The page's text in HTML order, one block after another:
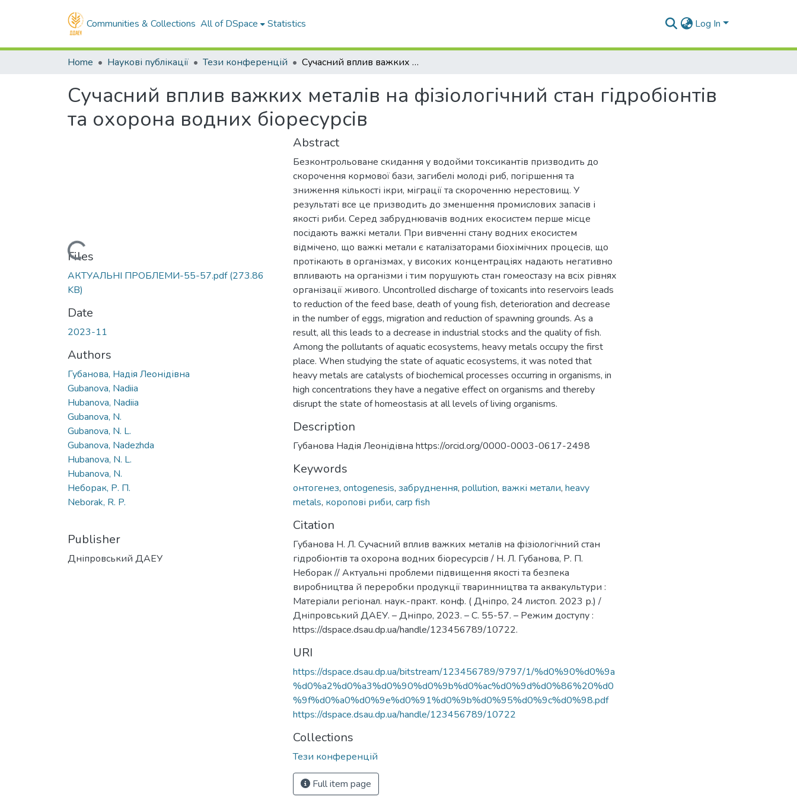
Communities & Collections All of DSpace Statistics Log In
Home Наукові публікації Тези конференцій Сучасний вплив важких металів на фізіологічний стан гідробіонтів та охорона водних біоресурсів
Сучасний вплив важких металів на фізіологічний стан гідробіонтів
та охорона водних біоресурсів
Loading...
Files
АКТУАЛЬНІ ПРОБЛЕМИ-55-57.pdf(273.86
KB)
Date
2023-11
Authors
Губанова, Надія Леонідівна
Gubanova, Nadiia
Hubanova, Nadiia
Gubanova, N.
Gubanova, N. L.
Gubanova, Nadezhda
Hubanova, N. L.
Hubanova, N.
Неборак, Р. П.
Neborak, R. P.
Publisher
Дніпровський ДАЕУ
Abstract
Безконтрольоване скидання у водойми токсикантів призводить до
скорочення кормової бази, загибелі молоді риб, погіршення та
зниження кількості ікри, міграції та скороченню нерестовищ. У
результаті все це призводить до зменшення промислових запасів і
якості риби. Серед забруднювачів водних екосистем перше місце
посідають важкі метали. При вивченні стану водних екосистем
відмічено, що важкі метали є каталізаторами біохімічних процесів, що
протікають в організмах, у високих концентраціях надають негативно
впливають на організми і тим порушують стан гомеостазу на всіх рівнях
організації живого. Uncontrolled discharge of toxicants into reservoirs leads
to reduction of the feed base, death of young fish, deterioration and decrease
in the number of eggs, migration and reduction of spawning grounds. As a
result, all this leads to a decrease in industrial stocks and the quality of fish.
Among the pollutants of aquatic ecosystems, heavy metals occupy the first
place. When studying the state of aquatic ecosystems, it was noted that
heavy metals are catalysts of biochemical processes occurring in organisms, in
high concentrations they have a negative effect on organisms and thereby
disrupt the state of homeostasis at all levels of living organisms.
Description
Губанова Надія Леонідівна https://orcid.org/0000-0003-0617-2498
Keywords
онтогенез, ontogenesis, забруднення, pollution, важкі метали, heavy
metals, коропові риби, carp fish
Citation
Губанова Н. Л. Сучасний вплив важких металів на фізіологічний стан
гідробіонтів та охорона водних біоресурсів / Н. Л. Губанова, Р. П.
Неборак // Актуальні проблеми підвищення якості та безпека
виробництва й переробки продукції тваринництва та аквакультури :
Матеріали регіонал. наук.-практ. конф. ( Дніпро, 24 листоп. 2023 р.) /
Дніпровський ДАЕУ. – Дніпро, 2023. – С. 55-57. – Режим доступу :
https://dspace.dsau.dp.ua/handle/123456789/10722.
URI
https://dspace.dsau.dp.ua/bitstream/123456789/9797/1/%d0%90%d0%9a
%d0%a2%d0%a3%d0%90%d0%9b%d0%ac%d0%9d%d0%86%20%d0
%9f%d0%a0%d0%9e%d0%91%d0%9b%d0%95%d0%9c%d0%98.pdf
https://dspace.dsau.dp.ua/handle/123456789/10722
Collections
Тези конференцій
Full item page